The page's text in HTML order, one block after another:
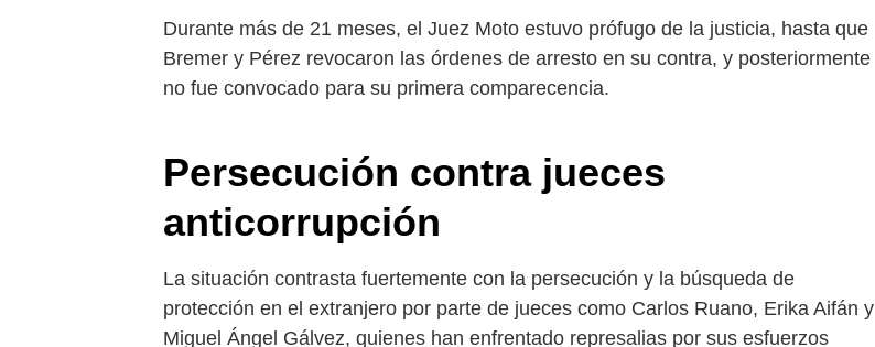
Durante más de 21 meses, el Juez Moto estuvo prófugo de la justicia, hasta que
Bremer y Pérez revocaron las órdenes de arresto en su contra, y posteriormente
no fue convocado para su primera comparecencia.
Persecución contra jueces
anticorrupción
La situación contrasta fuertemente con la persecución y la búsqueda de
protección en el extranjero por parte de jueces como Carlos Ruano, Erika Aifán y
Miguel Ángel Gálvez, quienes han enfrentado represalias por sus esfuerzos